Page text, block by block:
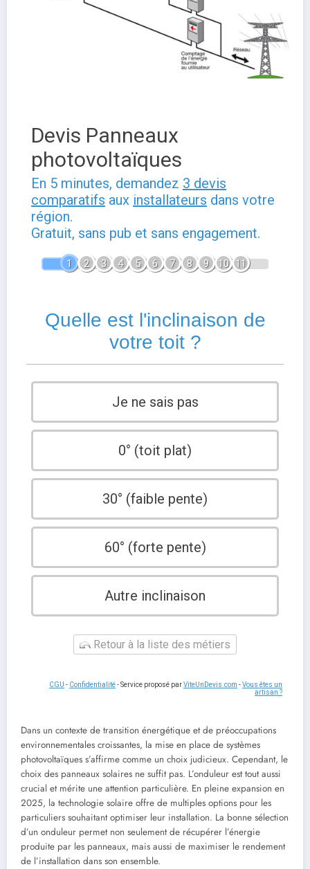
Devis Panneaux
photovoltaïques
En 5 minutes, demandez 3 devis
comparatifs aux installateurs dans votre
région.
Gratuit, sans pub et sans engagement.
1 2 3 4 5 6 7 8 9 10 11
Quelle est l'inclinaison de
votre toit ?
Je ne sais pas
0° (toit plat)
30° (faible pente)
60° (forte pente)
Autre inclinaison
Retour à la liste des métiers
CGU - Confidentialité- Service proposé parViteUnDevis.com -Vous êtes un
artisan ?
Dans un contexte de transition énergétique et de préoccupations
environnementales croissantes, la mise en place de systèmes
photovoltaïques s’affirme comme un choix judicieux. Cependant, le
choix des panneaux solaires ne suffit pas. L’onduleur est tout aussi
crucial et mérite une attention particulière. En pleine expansion en
2025, la technologie solaire offre de multiples options pour les
particuliers souhaitant optimiser leur installation. La bonne sélection
d’un onduleur permet non seulement de récupérer l’énergie
produite par les panneaux, mais aussi de maximiser le rendement
de l’installation dans son ensemble.